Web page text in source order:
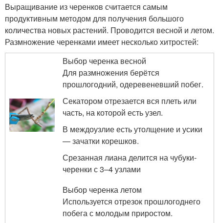
Выращивание из черенков считается самым
продуктивным методом для получения большого
количества новых растений. Проводится весной и летом.
Размножение черенками имеет несколько хитростей:
Выбор черенка весной
Для размножения берётся
прошлогодний, одеревеневший побег.
Секатором отрезается вся плеть или
часть, на которой есть узел.
В междоузлие есть утолщение и усики
— зачатки корешков.
Срезанная лиана делится на чубуки-
черенки с 3–4 узлами
Выбор черенка летом
Используется отрезок прошлогоднего
побега с молодым приростом.